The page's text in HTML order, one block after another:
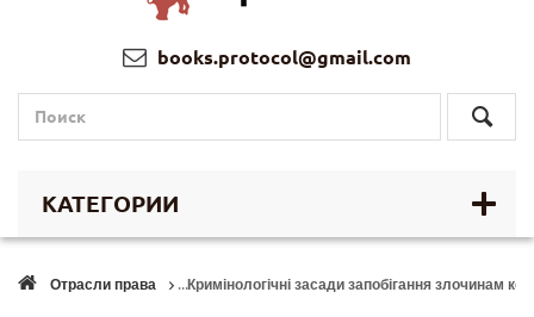
books.protocol@gmail.com
КАТЕГОРИИ
Отрасли права Кримінологічні засади запобігання злочинам